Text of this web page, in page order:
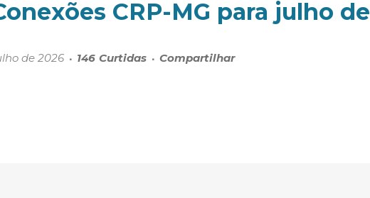
CRP-MG para julho de
de 2026 146 Curtidas Compartilhar